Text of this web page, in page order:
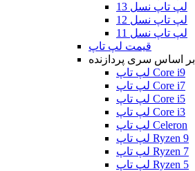
لپ تاپ نسل 13
لپ تاپ نسل 12
لپ تاپ نسل 11
قیمت لپ تاپ
بر اساس سری پردازنده
لپ تاپ Core i9
لپ تاپ Core i7
لپ تاپ Core i5
لپ تاپ Core i3
لپ تاپ Celeron
لپ تاپ Ryzen 9
لپ تاپ Ryzen 7
لپ تاپ Ryzen 5